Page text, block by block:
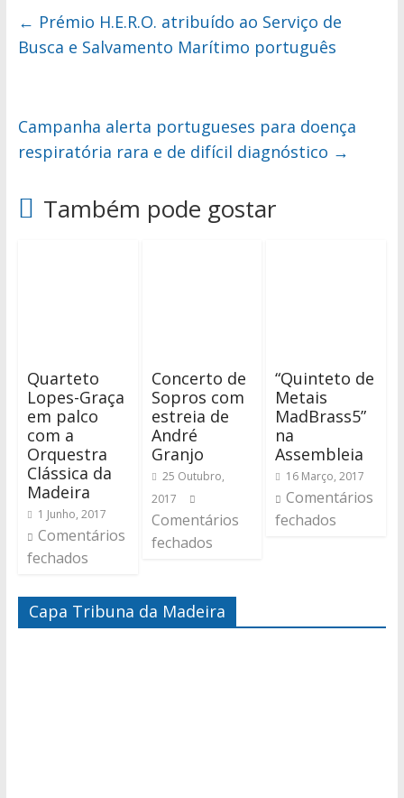
← Prémio H.E.R.O. atribuído ao Serviço de
Busca e Salvamento Marítimo português
Campanha alerta portugueses para doença
respiratória rara e de difícil diagnóstico →
Também pode gostar
Quarteto
Lopes-Graça
em palco
com a
Orquestra
Clássica da
Madeira
1 Junho, 2017
Comentários
fechados
Concerto de
Sopros com
estreia de
André
Granjo
25 Outubro,
2017
Comentários
fechados
“Quinteto de
Metais
MadBrass5”
na
Assembleia
16 Março, 2017
Comentários
fechados
Capa Tribuna da Madeira